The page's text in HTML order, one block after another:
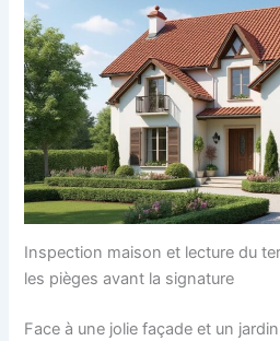
Inspection maison et lecture du
les pièges avant la signature
Face à une jolie façade et un